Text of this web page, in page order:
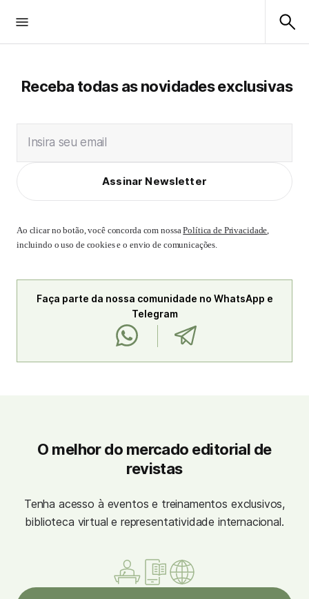
Receba todas as novidades exclusivas
Insira seu email
Assinar Newsletter
Ao clicar no botão, você concorda com nossaPolítica de Privacidade,
incluindo o uso de cookies e o envio de comunicações.
Faça parte da nossa comunidade no WhatsApp e
Telegram
O melhor do mercado editorial de
revistas
Tenha acesso à eventos e treinamentos exclusivos,
biblioteca virtual e representatividade internacional.